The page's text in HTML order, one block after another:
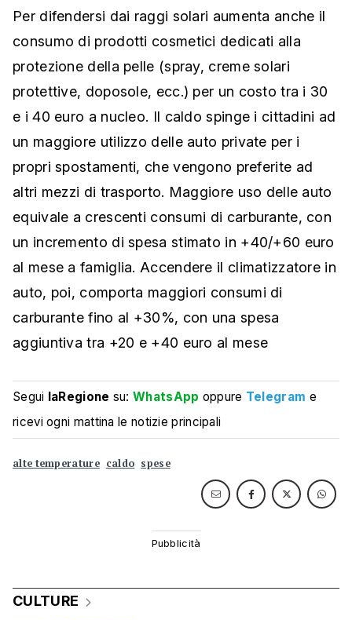
Per difendersi dai raggi solari aumenta anche il
consumo di prodotti cosmetici dedicati alla
protezione della pelle (spray, creme solari
protettive, doposole, ecc.) per un costo tra i 30
e i 40 euro a nucleo. Il caldo spinge i cittadini ad
un maggiore utilizzo delle auto private per i
propri spostamenti, che vengono preferite ad
altri mezzi di trasporto. Maggiore uso delle auto
equivale a crescenti consumi di carburante, con
un incremento di spesa stimato in +40/+60 euro
al mese a famiglia. Accendere il climatizzatore in
auto, poi, comporta maggiori consumi di
carburante fino al +30%, con una spesa
aggiuntiva tra +20 e +40 euro al mese
Segui laRegione su:WhatsApp oppure Telegram e
ricevi ogni mattina le notizie principali
alte temperature caldo spese
CULTURE